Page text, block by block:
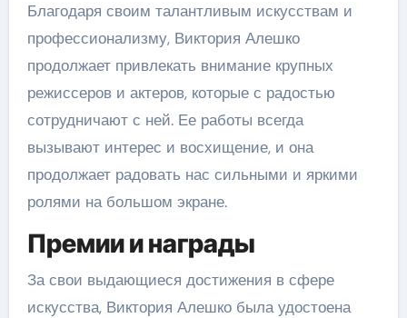
Благодаря своим талантливым искусствам и
профессионализму, Виктория Алешко
продолжает привлекать внимание крупных
режиссеров и актеров, которые с радостью
сотрудничают с ней. Ее работы всегда
вызывают интерес и восхищение, и она
продолжает радовать нас сильными и яркими
ролями на большом экране.
Премии и награды
За свои выдающиеся достижения в сфере
искусства, Виктория Алешко была удостоена